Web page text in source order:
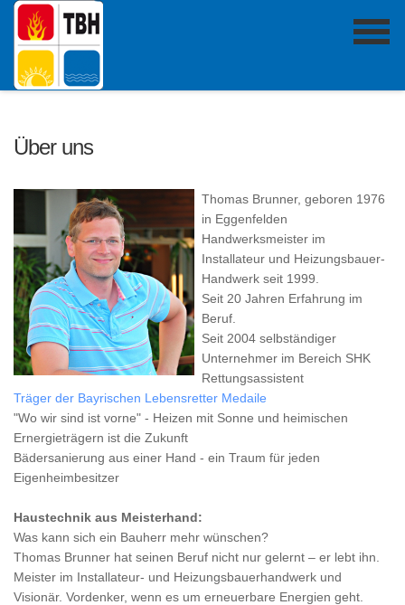
Über uns
Thomas Brunner, geboren 1976
in Eggenfelden
Handwerksmeister im
Installateur und Heizungsbauer-
Handwerk seit 1999.
Seit 20 Jahren Erfahrung im
Beruf.
Seit 2004 selbständiger
Unternehmer im Bereich SHK
Rettungsassistent
Träger der Bayrischen Lebensretter Medaile
"Wo wir sind ist vorne" - Heizen mit Sonne und heimischen
Ernergieträgern ist die Zukunft
Bädersanierung aus einer Hand - ein Traum für jeden
Eigenheimbesitzer
Haustechnik aus Meisterhand:
Was kann sich ein Bauherr mehr wünschen?
Thomas Brunner hat seinen Beruf nicht nur gelernt – er lebt ihn.
Meister im Installateur- und Heizungsbauerhandwerk und
Visionär. Vordenker, wenn es um erneuerbare Energien geht.